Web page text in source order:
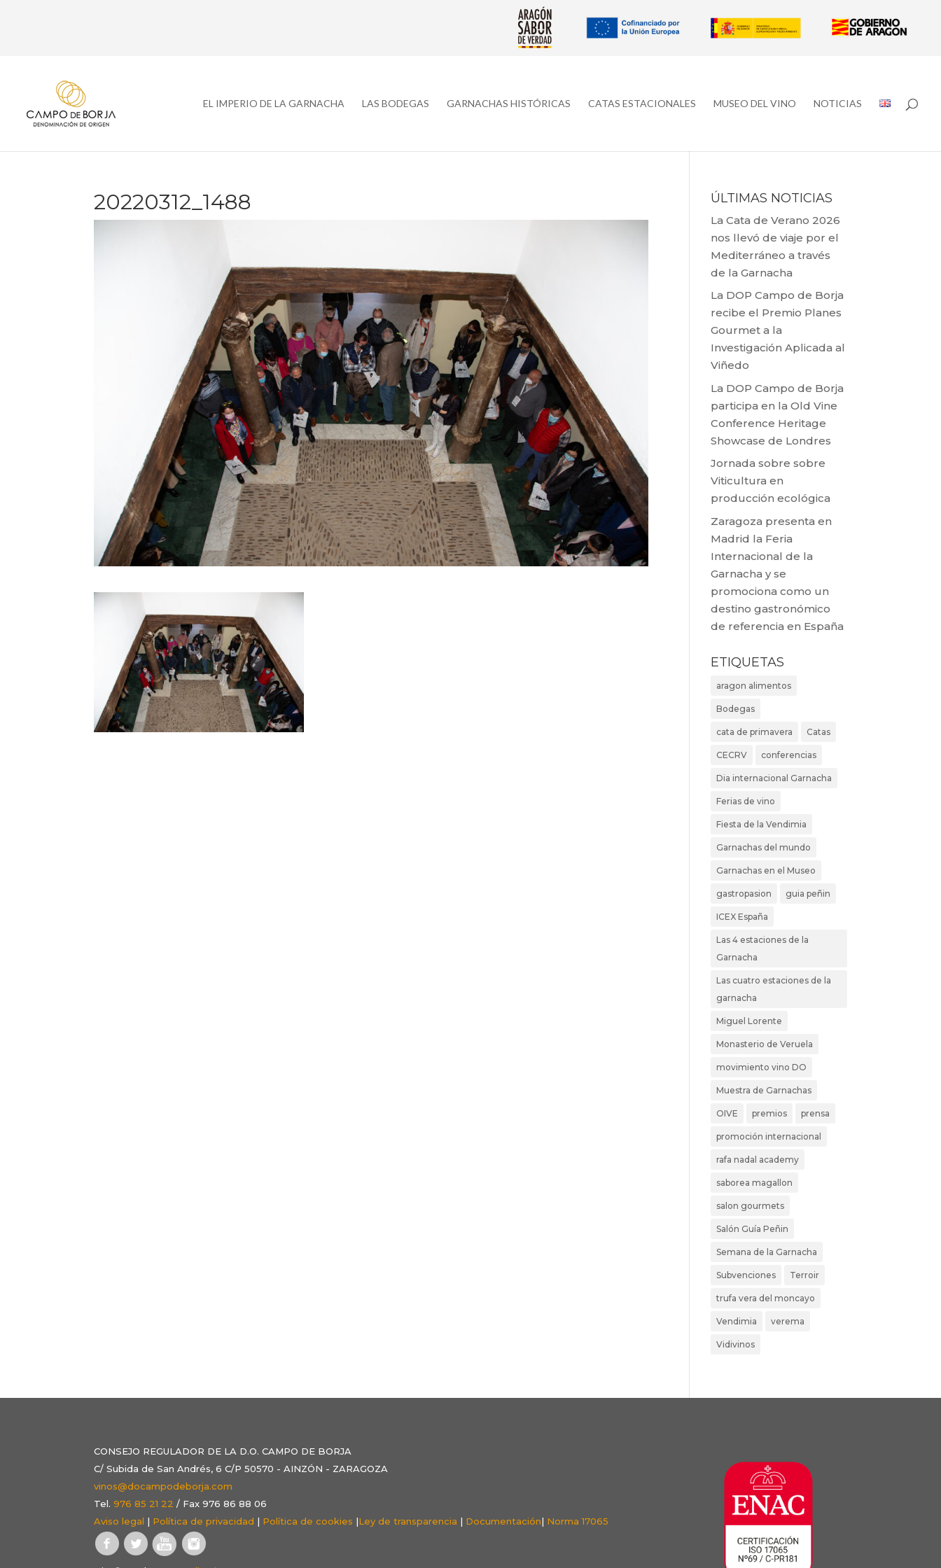
EL IMPERIO DE LA GARNACHA LAS BODEGAS GARNACHAS HISTÓRICAS CATAS ESTACIONALES MUSEO DEL VINO NOTICIAS
20220312_1488 ÚLTIMAS NOTICIAS
La Cata de Verano 2026
nos llevó de viaje por el
Mediterráneo a través
de la Garnacha
La DOP Campo de Borja
recibe el Premio Planes
Gourmet a la
Investigación Aplicada al
Viñedo
La DOP Campo de Borja
participa en la Old Vine
Conference Heritage
Showcase de Londres
Jornada sobre sobre
Viticultura en
producción ecológica
Zaragoza presenta en
Madrid la Feria
Internacional de la
Garnacha y se
promociona como un
destino gastronómico
de referencia en España
ETIQUETAS
aragon alimentos
Bodegas
cata de primavera Catas
CECRV conferencias
Dia internacional Garnacha
Ferias de vino
Fiesta de la Vendimia
Garnachas del mundo
Garnachas en el Museo
gastropasion guia peñin
ICEX España
Las 4 estaciones de la
Garnacha
Las cuatro estaciones de la
garnacha
Miguel Lorente
Monasterio de Veruela
movimiento vino DO
Muestra de Garnachas
OIVE premios prensa
promoción internacional
rafa nadal academy
saborea magallon
salon gourmets
Salón Guía Peñin
Semana de la Garnacha
Subvenciones Terroir
trufa vera del moncayo
Vendimia verema
Vidivinos
CONSEJO REGULADOR DE LA D.O. CAMPO DE BORJA
C/ Subida de San Andrés, 6 C/P 50570 - AINZÓN - ZARAGOZA
vinos@docampodeborja.com
Tel.976 85 21 22 / Fax 976 86 88 06
Aviso legal | Política de privacidad | Política de cookies |Ley de transparencia | Documentación| Norma 17065